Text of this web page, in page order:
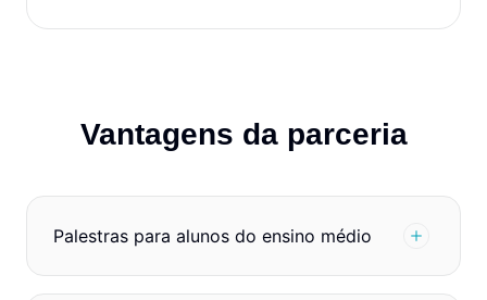
Vantagens da parceria
Palestras para alunos do ensino médio